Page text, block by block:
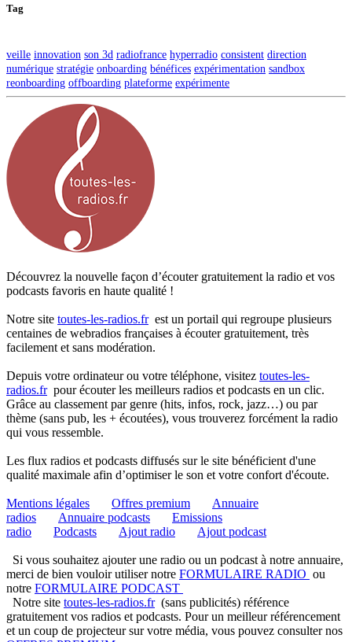
Tag
veille innovation son 3d radiofrance hyperradio consistent direction
numérique stratégie onboarding bénéfices expérimentation sandbox
reonboarding offboarding plateforme expérimente
Découvrez la nouvelle façon d’écouter gratuitement la radio et vos
podcasts favoris en haute qualité !
Notre site toutes-les-radios.frest un portail qui regroupe plusieurs
centaines de webradios françaises à écouter gratuitement, très
facilement et sans modération.
Depuis votre ordinateur ou votre téléphone, visitez toutes-les-
radios.frpour écouter les meilleurs radios et podcasts en un clic.
Grâce au classement par genre (hits, infos, rock, jazz…) ou par
thème (sans pub, les + écoutées), vous trouverez forcément la radio
qui vous ressemble.
Les flux radios et podcasts diffusés sur le site bénéficient d'une
qualité maximale afin d’optimiser le son et votre confort d'écoute.
Mentions légales Offres premium
Annuaire
radios
Annuaire podcasts
Emissions
radio
Podcasts Ajout radio Ajout podcast
Si vous souhaitez ajouter une radio ou un podcast à notre annuaire,
merci de bien vouloir utiliser notre FORMULAIRE RADIO ou
notre FORMULAIRE PODCAST
Notre site toutes-les-radios.fr(sans publicités) référence
gratuitement vos radios et podcasts. Pour un meilleur référencement
et un coup de projecteur sur votre média, vous pouvez consulter nos